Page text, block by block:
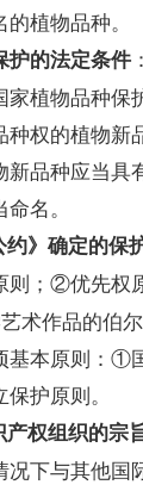
植物品种。
护的法定条件
家植物品种保
权的植物
新品种应当具
名。
约》确定的保
则；②优先权
术作品的伯
基本原则：①
护原则。
权组织的宗
下与其他国